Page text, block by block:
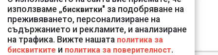
използваме „бисквитки" за подобряване на
преживяването, персонализиране на
съдържанието и рекламите, и анализиране
на трафика. Вижте нашата политика за
бисквитките и политика за поверителност.